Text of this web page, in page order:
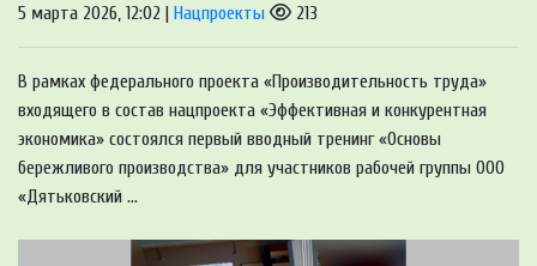
5 марта 2026, 12:02 | Нацпроекты 213
В рамках федерального проекта «Производительность труда»
входящего в состав нацпроекта «Эффективная и конкурентная
экономика» состоялся первый вводный тренинг «Основы
бережливого производства» для участников рабочей группы ООО
«Дятьковский ...